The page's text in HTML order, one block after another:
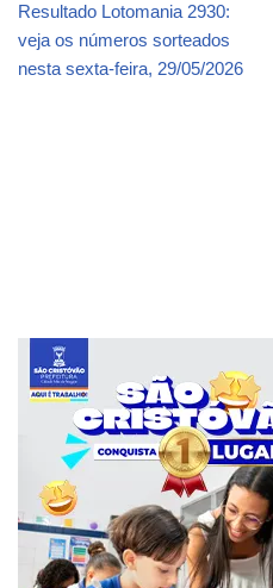
Resultado Lotomania 2930:
veja os números sorteados
nesta sexta-feira, 29/05/2026